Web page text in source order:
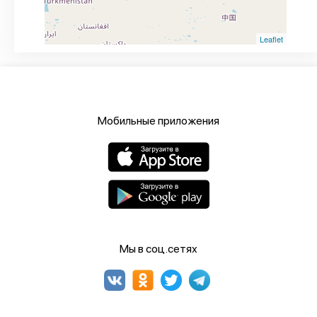
Leaflet
Мобильные приложения
Мы в соц.сетях